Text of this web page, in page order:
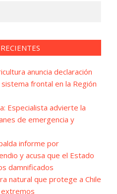
anuncia declaración
frontal en la Región
Especialista advierte la
de emergencia y
informe por
y acusa que el Estado
damnificados
natural que protege a Chile